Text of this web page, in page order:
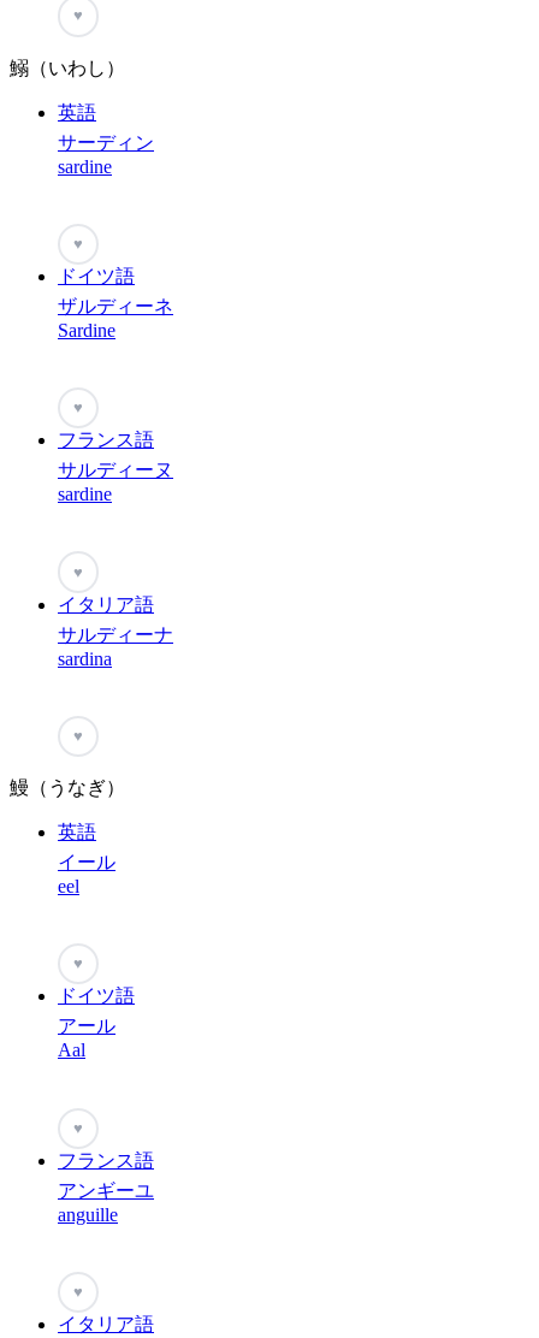
♥
鰯（いわし）
英語
サーディン
sardine
♥
ドイツ語
ザルディーネ
Sardine
♥
フランス語
サルディーヌ
sardine
♥
イタリア語
サルディーナ
sardina
♥
鰻（うなぎ）
英語
イール
eel
♥
ドイツ語
アール
Aal
♥
フランス語
アンギーユ
anguille
♥
イタリア語